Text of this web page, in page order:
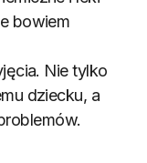
bowiem
Nie tylko
dziecku, a